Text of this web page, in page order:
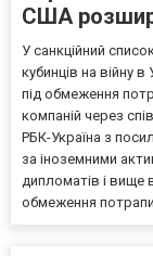
США
У санкційний
кубинців на війну
під обмеження
компаній через
РБК-Україна з
за іноземними
дипломатів і вище
обмеження